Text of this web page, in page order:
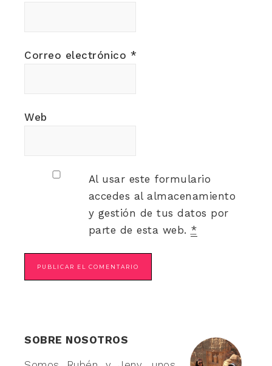
Correo electrónico *
Web
Al usar este formulario
accedes al almacenamiento
y gestión de tus datos por
parte de esta web. *
SOBRE NOSOTROS